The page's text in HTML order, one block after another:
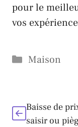
pour le
vos
Catégories
Maison
Baisse de
saisir ou